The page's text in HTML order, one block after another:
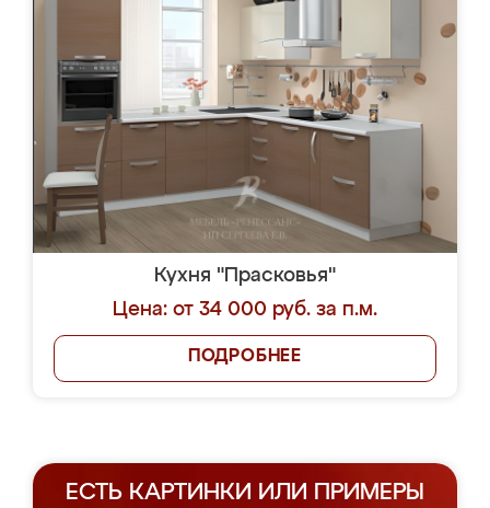
Кухня "Прасковья"
Цена: от 34 000 руб. за п.м.
ПОДРОБНЕЕ
ЕСТЬ КАРТИНКИ ИЛИ ПРИМЕРЫ